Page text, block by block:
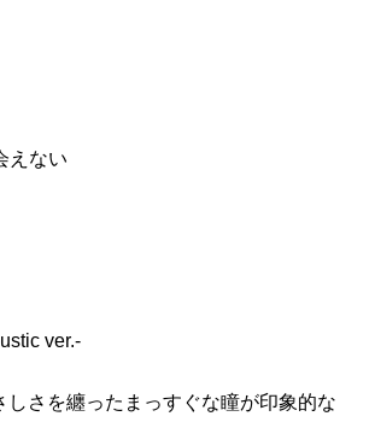
えない
ver.-
しさを纏ったまっすぐな瞳が印象的な